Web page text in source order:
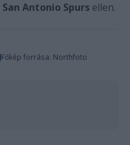
San Antonio Spursellen.
Főkép forrása: Northfoto